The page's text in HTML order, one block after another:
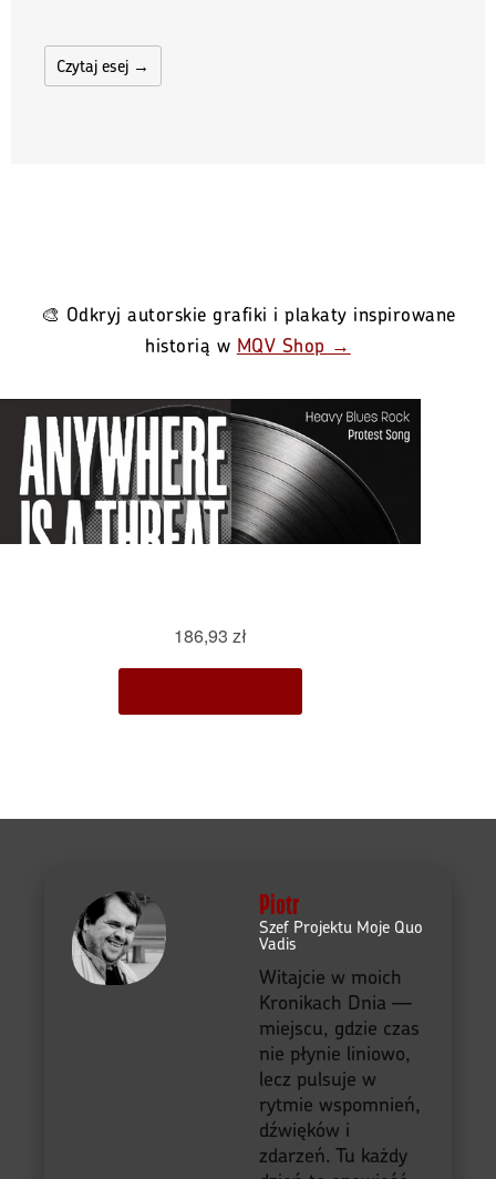
Czytaj esej →
🎨 Odkryj autorskie grafiki i plakaty inspirowane
historią w MQV Shop →